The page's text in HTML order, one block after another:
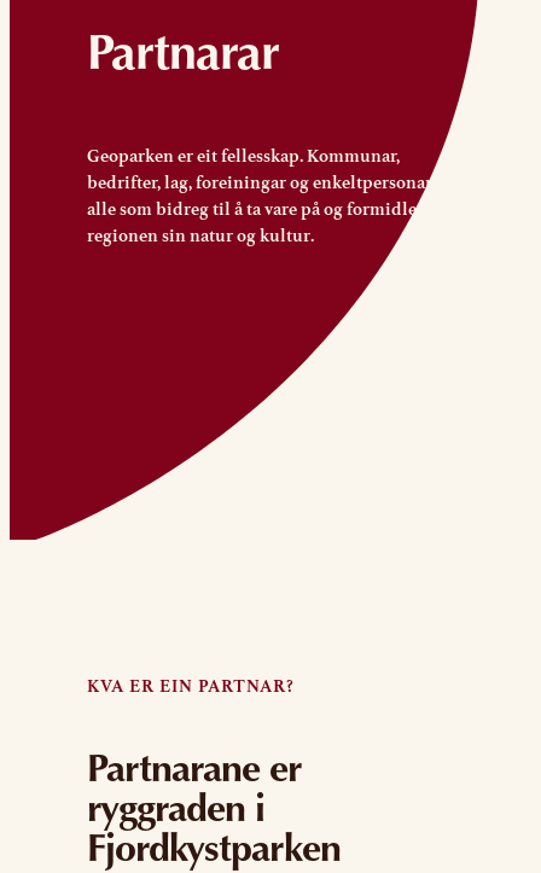
Partnarar
Geoparken er eit fellesskap. Kommunar,
bedrifter, lag, foreiningar og enkeltpersonar –
alle som bidreg til å ta vare på og formidle
regionen sin natur og kultur.
KVA ER EIN PARTNAR?
Partnarane er
ryggraden i
Fjordkystparken